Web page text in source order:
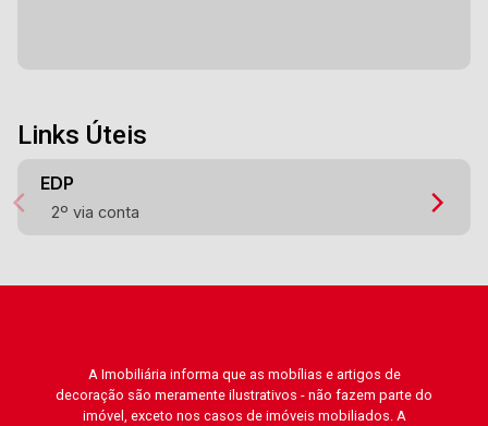
Links Úteis
EDP
2º via conta
A Imobiliária informa que as mobílias e artigos de
decoração são meramente ilustrativos - não fazem parte do
imóvel, exceto nos casos de imóveis mobiliados. A